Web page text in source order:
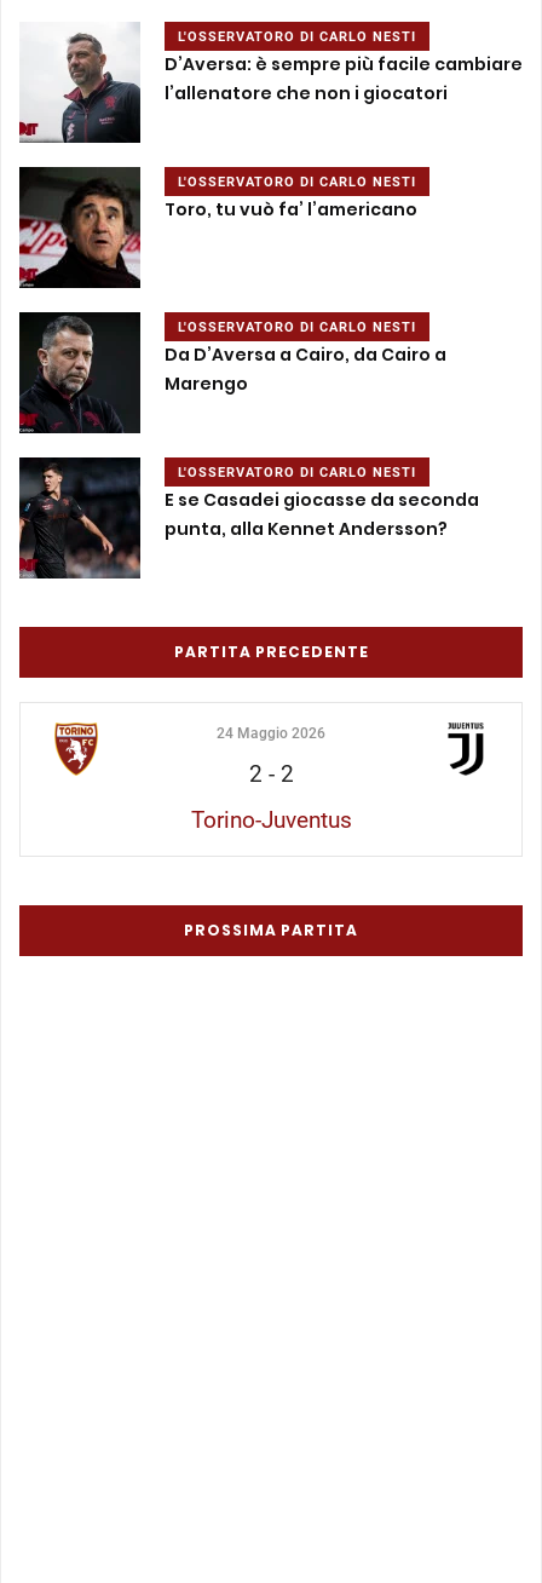
L'OSSERVATORO DI CARLO NESTI
D’Aversa: è sempre più facile cambiare
l’allenatore che non i giocatori
L'OSSERVATORO DI CARLO NESTI
Toro, tu vuò fa’ l’americano
L'OSSERVATORO DI CARLO NESTI
Da D’Aversa a Cairo, da Cairo a
Marengo
L'OSSERVATORO DI CARLO NESTI
E se Casadei giocasse da seconda
punta, alla Kennet Andersson?
PARTITA PRECEDENTE
24 Maggio 2026
2 - 2
Torino-Juventus
PROSSIMA PARTITA